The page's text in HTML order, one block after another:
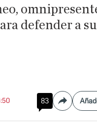
defender a
83 Compartir